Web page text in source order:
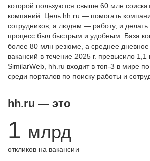
которой пользуются свыше 60 млн
компаний. Цель hh.ru — помогать
сотрудников, а людям — работу, и делать
процесс был быстрым и удобным. База
более 80 млн резюме, а среднее дневное
вакансий в течение 2025 г. превысило
SimilarWeb, hh.ru входит в топ-3 в мире
среди порталов по поиску работы и
hh.ru — это
1 млрд
откликов на вакансии